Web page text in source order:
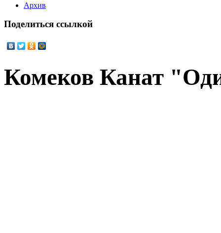
Архив
Поделиться ссылкой
Комеков Канат